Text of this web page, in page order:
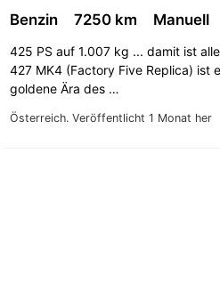
Österreich. Veröffentlicht 1 Monat her
Benzin 7250 km Manuell
425 PS auf 1.007 kg ... damit ist
427 MK4 (Factory Five Replica) ist
goldene Ära des …